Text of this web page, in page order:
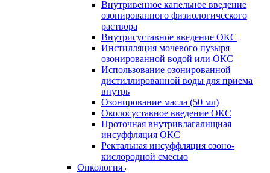
Внутривенное капельное введение
озонированного физиологического
раствора
Внутрисуставное введение ОКС
Инстилляция мочевого пузыря
озонированной водой или ОКС
Использование озонированной
дистиллированной воды для приема
внутрь
Озонирование масла (50 мл)
Околосуставное введение ОКС
Проточная внутривлагалищная
инсуффляция ОКС
Ректальная инсуффляция озоно-
кислородной смесью
Онкология